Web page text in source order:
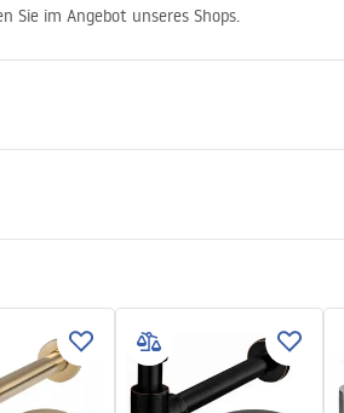
Sie im Angebot unseres Shops.
Steinoptik
mm
mm
Warranty_Terms_and_Conditions_
Basins_-_5.pdf